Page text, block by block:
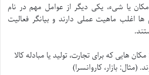
یا شیء، یکی دیگر از عوامل مهم در نام
اغلب ماهیت عملی دارند و بیانگر فعالیت
مکان هایی که برای تجارت، تولید یا مبادله کالا
(مثال: بازار، کاروانسرا)